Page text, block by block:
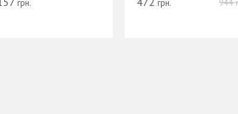
грн. 944
грн.